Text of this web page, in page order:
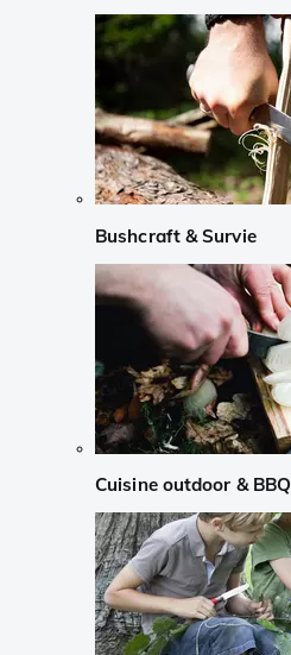
Bushcraft & Survie
Cuisine outdoor & BBQ